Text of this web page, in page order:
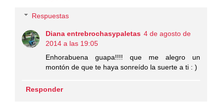
Respuestas
Diana entrebrochasypaletas 4 de agosto de
2014 a las 19:05
Enhorabuena guapa!!!! que me alegro un
montón de que te haya sonreído la suerte a ti : )
Responder